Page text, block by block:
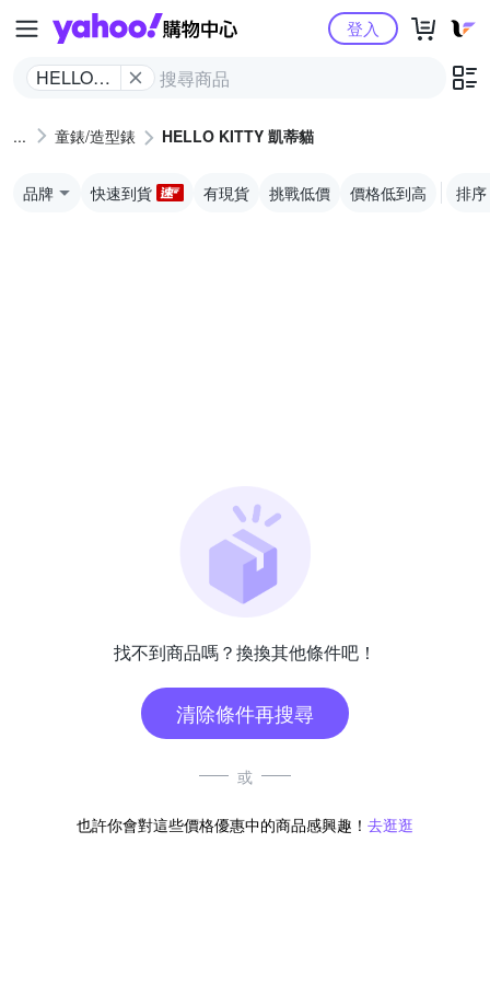
Yahoo購物中心
HELLO
蒂貓
登入
童錶/造型錶 HELLO KITTY 凱蒂貓
品牌 快速到貨 有現貨 挑戰低價 價格低到高 排序
找不到商品嗎？換換其他條件吧！
清除條件再搜尋
或
也許你會對這些價格優惠中的商品感興趣！ 去逛逛